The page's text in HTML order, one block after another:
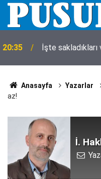
20:35 İşte sakladıkları
Anasayfa Yazarlar
az!
İ.